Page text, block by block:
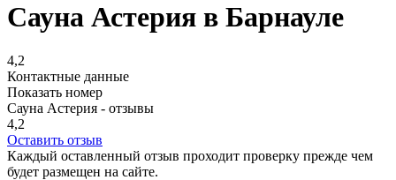
Сауна Астерия в Барнауле
4,2
Контактные данные
Показать номер
Сауна Астерия - отзывы
4,2
Оставить отзыв
Каждый оставленный отзыв проходит проверку прежде чем
будет размещен на сайте.